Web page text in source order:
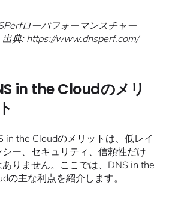
ローパフォーマンスチャー
典: https://www.dnsperf.com/
in the Cloudのメリ
in the Cloudのメリットは、低レイ
シー、セキュリティ、信頼性だけ
ありません。ここでは、DNS in the
の主な利点を紹介します。